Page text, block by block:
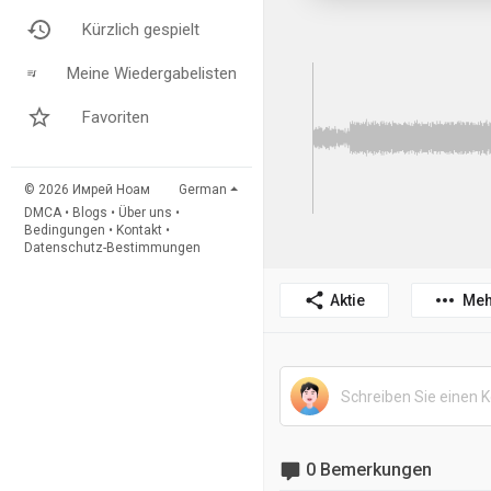
Kürzlich gespielt
Meine Wiedergabelisten
Favoriten
© 2026 Имрей Ноам
German
DMCA • Blogs • Über uns •
Bedingungen • Kontakt •
Datenschutz-Bestimmungen
Aktie
0 Bemerkungen